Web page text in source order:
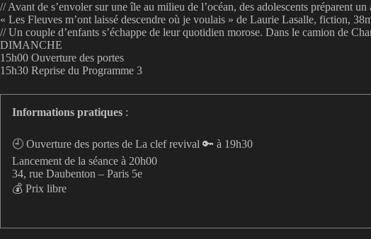
// Avant de s’envoler sur une île au milieu de l’océan, des adolescents préparent un
« Les Fleuves m’ont laissé descendre où je voulais » de Laurie Lasalle, fiction,
// Un couple d’enfants s’échappe de leur quotidien morose. Dans le camion de
DIMANCHE
15h00 Ouverture des portes
15h30 Reprise du Programme 3
Informations pratiques :
🕘 Ouverture des portes de La clef revival 🔑 à 19h30
Lancement de la séance à 20h00
34, rue Daubenton – Paris 5e
💰 Prix libre